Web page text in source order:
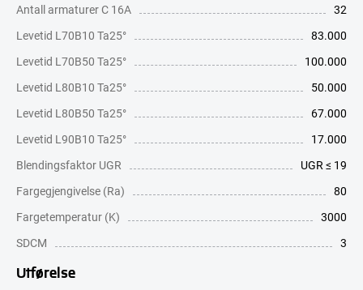
Antall armaturer C 16A
32
Levetid L70B10 Ta25°
83.000
Levetid L70B50 Ta25°
100.000
Levetid L80B10 Ta25°
50.000
Levetid L80B50 Ta25°
67.000
Levetid L90B10 Ta25°
17.000
Blendingsfaktor UGR
UGR ≤ 19
Fargegjengivelse (Ra)
80
Fargetemperatur (K)
3000
SDCM
3
Utførelse